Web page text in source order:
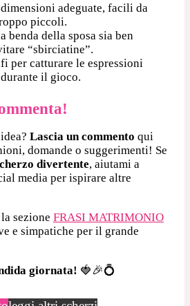
adeguate, facili da
piccoli.
benda della sposa sia ben
“sbirciatine”.
per catturare le espressioni
il gioco.
Lascia un commento qui
domande o suggerimenti! Se
divertente, aiutami a
media per ispirare altre
sezione FRASI MATRIMONIO
e simpatiche per il grande
giornata! 🍓🎉💍